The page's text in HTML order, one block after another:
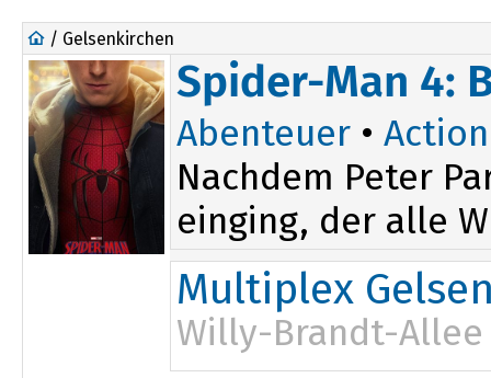
/ Gelsenkirchen
Spider-Man 4:
Abenteuer • Action
Nachdem Peter
einging, der alle
Multiplex
Willy-Brandt-Allee